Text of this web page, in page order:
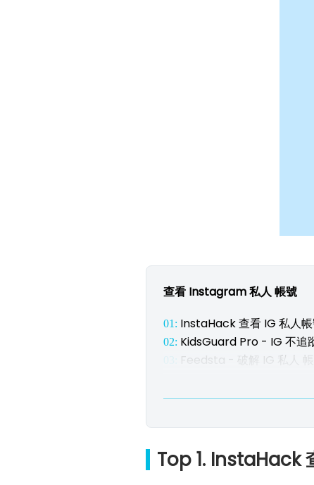
查看 Instagram 私人 帳號
01: InstaHack 查看 IG 私人
02: KidsGuard Pro - IG 不追
Feedsta - 破解 IG 私人 帳
Top 1. InstaHack